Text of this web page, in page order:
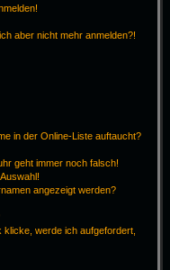
aber nicht mehr anmelden?!
in der Online-Liste auftaucht?
geht immer noch falsch!
angezeigt werden?
werde ich aufgefordert,